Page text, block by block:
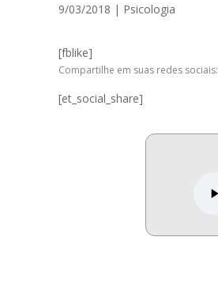
9/03/2018 | Psicologia
[fblike]
Compartilhe em suas redes sociais:
[et_social_share]